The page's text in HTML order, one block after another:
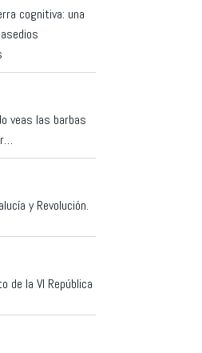
cognitiva: una
veas las barbas
y Revolución.
de la VI República